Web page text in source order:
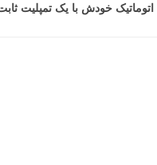
اتوماتیک خودش با یک تمپلیت